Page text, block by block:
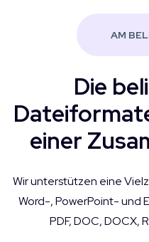
AM
Die
einer
Wir unterstützen eine
Word-, PowerPoint- und
PDF, DOC, DOCX,